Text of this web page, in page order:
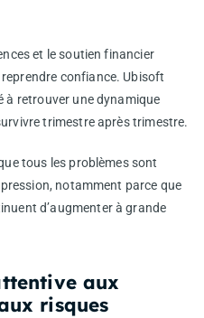
et le soutien financier
confiance. Ubisoft
à retrouver une dynamique
trimestre après trimestre.
tous les problèmes sont
notamment parce que
d’augmenter à grande
aux
risques